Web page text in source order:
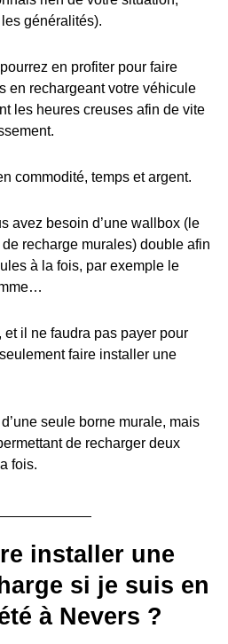
généralités).
en profiter pour faire
en rechargeant votre véhicule
les heures creuses afin de vite
commodité, temps et argent.
avez besoin d’une wallbox (le
recharge murales) double afin
à la fois, par exemple le
et il ne faudra pas payer pour
faire installer une
seule borne murale, mais
de recharger deux
fois.
installer une
si je suis en
à Nevers ?